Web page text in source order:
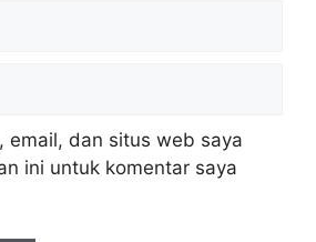
email, dan situs web saya
ini untuk komentar saya